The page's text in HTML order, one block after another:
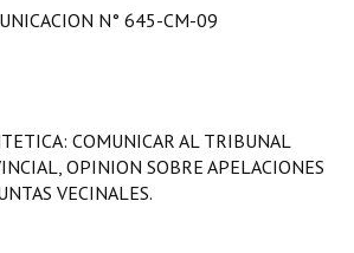
N° 645-CM-09
COMUNICAR AL TRIBUNAL
OPINION SOBRE APELACIONES
VECINALES.